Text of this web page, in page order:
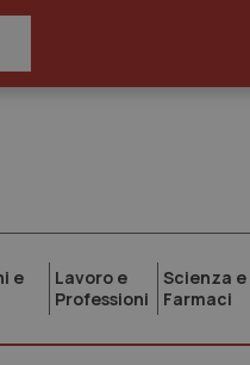
e
Lavoro e
Professioni
Scienza e
Farmaci